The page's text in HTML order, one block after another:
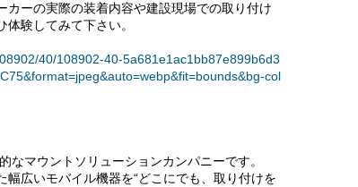
ーの実際の装着内容や建設現場での取り付け
験してみて下さい。
40/108902-40-5a681e1ac1bb87e899b6d3
col
マウントソリューションカンパニーです。
広いモバイル機器を“どこにでも、取り付けを